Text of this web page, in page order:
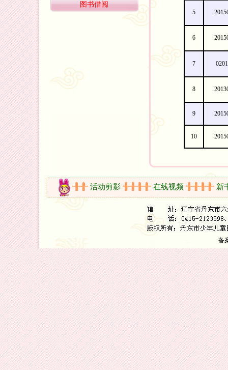
图书借阅
5
6
7
8
9
10
开放时间 活动剪影 在线视频 新书
备